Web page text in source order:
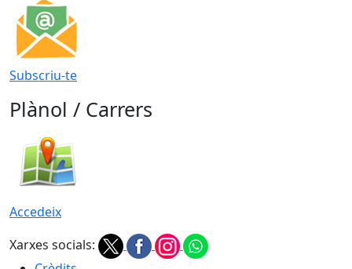
Subscriu-te
Plànol / Carrers
Accedeix
Xarxes socials: